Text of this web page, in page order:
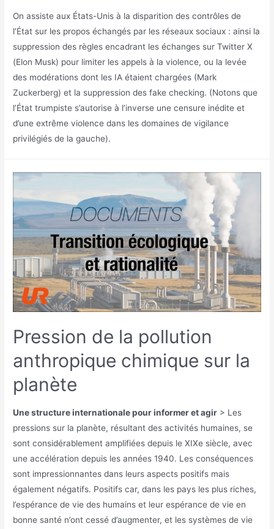
On assiste aux États-Unis à la disparition des contrôles de
l’État sur les propos échangés par les réseaux sociaux : ainsi la
suppression des règles encadrant les échanges sur Twitter X
(Elon Musk) pour limiter les appels à la violence, ou la levée
des modérations dont les IA étaient chargées (Mark
Zuckerberg) et la suppression des fake checking. (Notons que
l’État trumpiste s’autorise à l’inverse une censure inédite et
d’une extrême violence dans les domaines de vigilance
privilégiés de la gauche).
Pression de la pollution
anthropique chimique sur la
planète
Une structure internationale pour informer et agir > Les
pressions sur la planète, résultant des activités humaines, se
sont considérablement amplifiées depuis le XIXe siècle, avec
une accélération depuis les années 1940. Les conséquences
sont impressionnantes dans leurs aspects positifs mais
également négatifs. Positifs car, dans les pays les plus riches,
l’espérance de vie des humains et leur espérance de vie en
bonne santé n’ont cessé d’augmenter, et les systèmes de vie